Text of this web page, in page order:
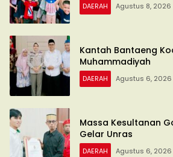
DAERAH Agustus 8, 2026
Kantah Bantaeng
Muhammadiyah
DAERAH Agustus 6, 2026
Massa Kesultanan
Gelar Unras
DAERAH Agustus 6, 2026